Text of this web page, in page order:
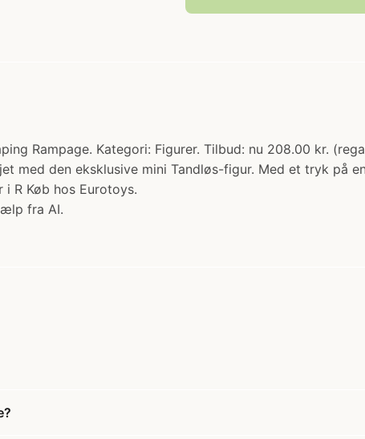
Rampage. Kategori: Figurer. Tilbud: nu 208.00 kr.
med den eksklusive mini Tandløs-figur. Med et tryk på
R Køb hos Eurotoys.
fra AI.